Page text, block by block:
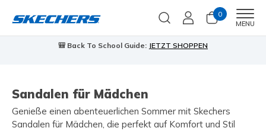
0
MENU
🎒 Back To School Guide: JETZT SHOPPEN
Sandalen für Mädchen
Genieße einen abenteuerlichen Sommer mit Skechers
Sandalen für Mädchen, die perfekt auf Komfort und Stil